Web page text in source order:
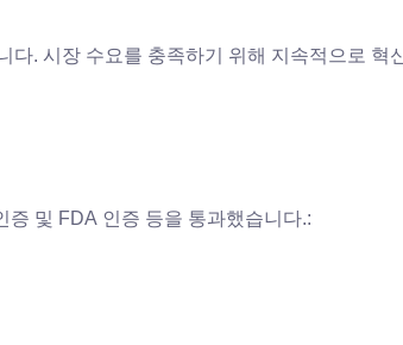
. 시장 수요를 충족하기 위해 지속적으로 혁신
및 FDA 인증 등을 통과했습니다.: